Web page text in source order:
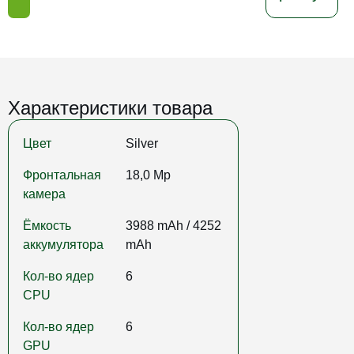
Характеристики товара
Цвет Silver
Фронтальная
камера
18,0 Mp
Ёмкость
аккумулятора
3988 mAh / 4252
mAh
Кол-во ядер
CPU
6
Кол-во ядер
GPU
6